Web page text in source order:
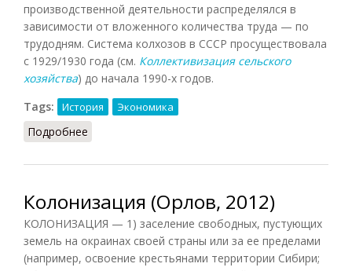
производственной деятельности распределялся в
зависимости от вложенного количества труда — по
трудодням. Система колхозов в СССР просуществовала
с 1929/1930 года (см. Коллективизация сельского
хозяйства) до начала 1990-х годов.
Tags:
История Экономика
Подробнее
Колонизация (Орлов, 2012)
КОЛОНИЗАЦИЯ — 1) заселение свободных, пустующих
земель на окраинах своей страны или за ее пределами
(например, освоение крестьянами территории Сибири;